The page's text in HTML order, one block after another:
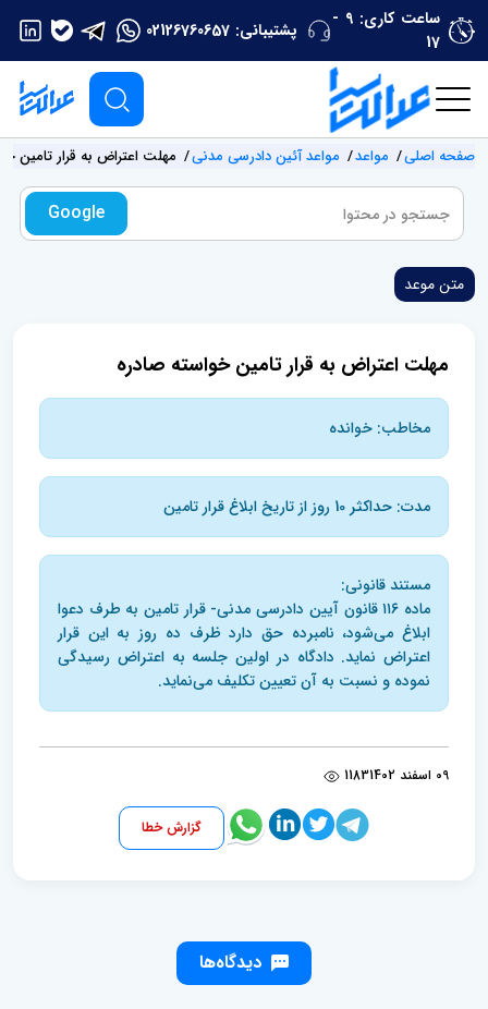
ساعت کاری: 9 -
17
پشتیبانی: 02126760657
صفحه اصلی مواعد مواعد آئین دادرسی مدنی مهلت اعتراض به قرار تامین
Google
متن موعد
مهلت اعتراض به قرار تامین خواسته صادره
مخاطب: خوانده
مدت: حداکثر 10 روز از تاریخ ابلاغ قرار تامین
مستند قانونی:
ماده ۱۱۶ ‌قانون آیین دادرسی مدنی- قرار تامین به طرف دعوا
ابلاغ می‌شود، نامبرده حق دارد ظرف ده روز به این قرار
اعتراض نماید. دادگاه در اولین جلسه به اعتراض رسیدگی
نموده و نسبت به آن تعیین تکلیف می‌نماید.
09 اسفند 1402 1183
گزارش خطا
دیدگاه‌ها